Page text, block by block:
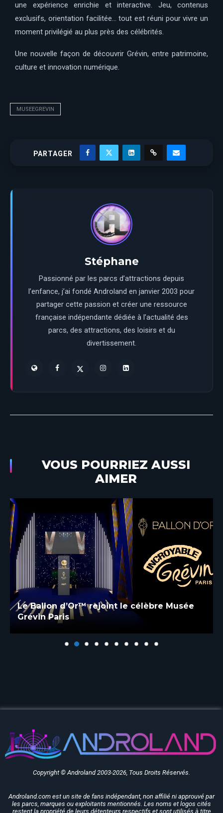
une expérience enrichie et interactive. Jeu, contenus
exclusifs, orientation facilitée… tout est réuni pour vivre un
moment privilégié au plus près des célébrités.
Une nouvelle façon de découvrir Grévin, entre patrimoine,
culture et innovation numérique.
MUSEEGREVIN
PARTAGER
Stéphane
Passionné par les parcs d’attractions depuis
l’enfance, j’ai fondé Androland en janvier 2003 pour
partager cette passion et créer une ressource
française indépendante dédiée à l’actualité des
parcs, des attractions, des loisirs et du
divertissement.
VOUS POURRIEZ AUSSI
AIMER
Le Ballon d’Or™ rejoint le célèbre Musée
Grévin Paris
Copyright © Androland 2003-2026, Tous Droits Réservés.
Androland.com est un site de fans indépendant, non affilié ni approuvé par
les parcs, marques ou exploitants mentionnés. Les noms et logos cités
restent la propriété de leurs détenteurs respectifs et sont utilisés à titre